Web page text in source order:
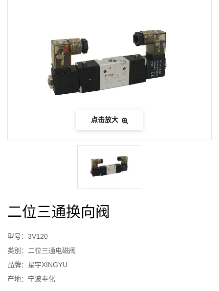
点击放大
二位三通换向阀
型号：3V120
类别：二位三通电磁阀
品牌：星宇XINGYU
产地：宁波奉化